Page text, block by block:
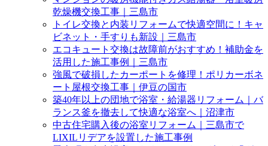
乾燥機交換工事｜三島市
トイレ交換と内装リフォームで快適空間に！キャ
ビネット・手すりも新設｜三島市
エコキュート交換は故障前がおすすめ！補助金を
活用した施工事例｜三島市
強風で破損したカーポートを修理！ポリカーボネ
ート屋根交換工事｜伊豆の国市
築40年以上の団地で浴室・給湯器リフォーム｜バ
ランス釜を撤去して快適な浴室へ｜沼津市
中古住宅購入後の浴室リフォーム｜三島市で
LIXILリデアを設置した施工事例